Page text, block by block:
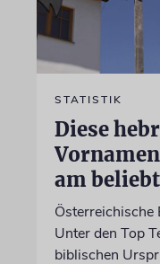
STATISTIK
Diese
am
Österreichische
Unter den Top
biblischen